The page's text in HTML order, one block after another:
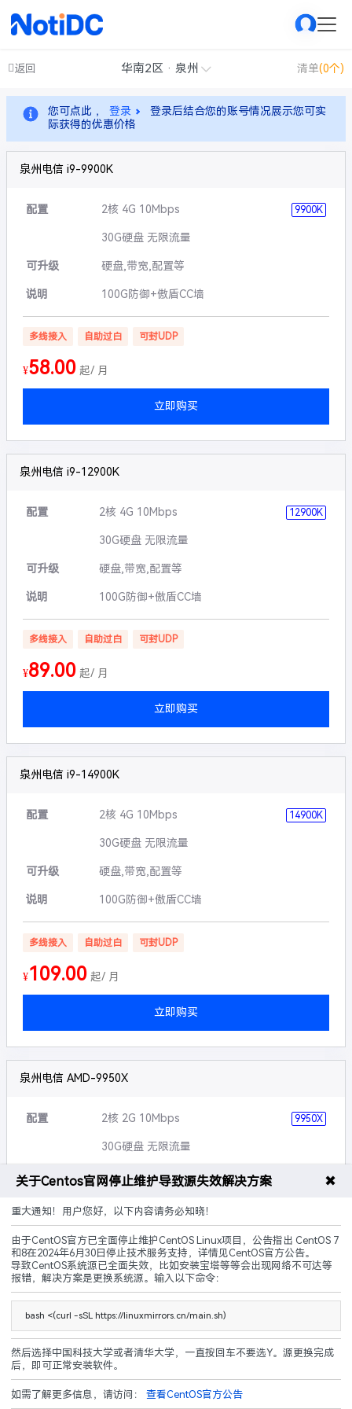
返回 华南2区 · 泉州 清单(0个)
您可点此 ， 登录
登录后结合您的账号情况展示您可实
际获得的优惠价格
泉州电信 i9-9900K
配置 2核 4G 10Mbps 9900K
30G硬盘 无限流量
可升级 硬盘,带宽,配置等
说明 100G防御+傲盾CC墙
多线接入 自助过白 可封UDP
¥58.00 起/ 月
立即购买
泉州电信 i9-12900K
配置 2核 4G 10Mbps 12900K
30G硬盘 无限流量
可升级 硬盘,带宽,配置等
说明 100G防御+傲盾CC墙
多线接入 自助过白 可封UDP
¥89.00 起/ 月
立即购买
泉州电信 i9-14900K
配置 2核 4G 10Mbps 14900K
30G硬盘 无限流量
可升级 硬盘,带宽,配置等
说明 100G防御+傲盾CC墙
多线接入 自助过白 可封UDP
¥109.00 起/ 月
立即购买
泉州电信 AMD-9950X
配置 2核 2G 10Mbps 9950X
30G硬盘 无限流量
可升级 硬盘,带宽,配置等
说明 100G防御+傲盾CC墙
多线接入 自助过白 可封UDP
¥69.00 起/ 月
立即购买
机房禁止用于以下业务及服务：无支付牌照的第三方及第
关于Centos官网停止维护导致源失效解决方案 ✖
重大通知！用户您好，以下内容请务必知晓！
由于CentOS官方已全面停止维护CentOS Linux项目，公告指出 CentOS 7
和8在2024年6月30日停止技术服务支持，详情见CentOS官方公告。
导致CentOS系统源已全面失效，比如安装宝塔等等会出现网络不可达等
报错，解决方案是更换系统源。输入以下命令：
bash <(curl -sSL https://linuxmirrors.cn/main.sh)
然后选择中国科技大学或者清华大学，一直按回车不要选Y。源更换完成
后，即可正常安装软件。
如需了解更多信息，请访问： 查看CentOS官方公告